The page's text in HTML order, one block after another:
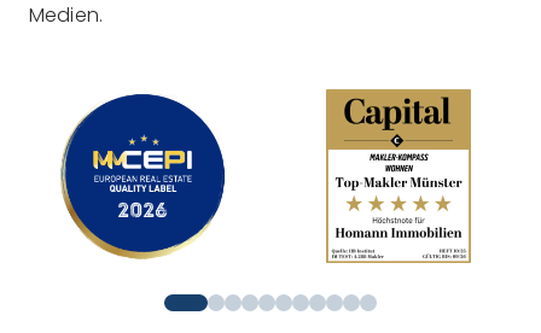
Medien.